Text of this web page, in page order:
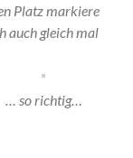
Platz markiere
auch gleich mal
… so richtig…